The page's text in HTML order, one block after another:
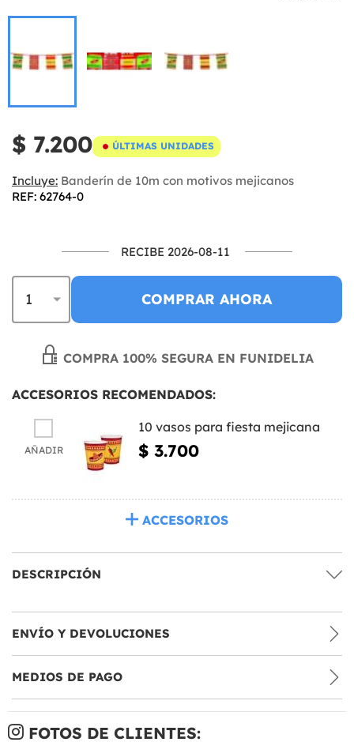
$ 7.200 ÚLTIMAS UNIDADES
Incluye: Banderín de 10m con motivos mejicanos
REF: 62764-0
RECIBE 2026-08-11
COMPRAR AHORA
COMPRA 100% SEGURA EN FUNIDELIA
ACCESORIOS RECOMENDADOS:
AÑADIR
10 vasos para fiesta mejicana
$ 3.700
ACCESORIOS
DESCRIPCIÓN
ENVÍO Y DEVOLUCIONES
MEDIOS DE PAGO
FOTOS DE CLIENTES: